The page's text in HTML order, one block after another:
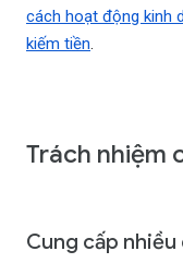
cách hoạt động kinh
kiếm tiền.
Trách nhiệm
Cung cấp